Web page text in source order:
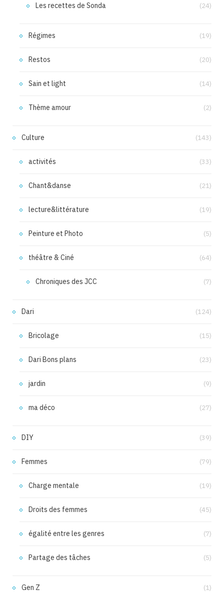
Les recettes de Sonda (24)
Régimes (19)
Restos (20)
Sain et light (14)
Thème amour (2)
Culture (143)
activités (33)
Chant&danse (21)
lecture&littérature (19)
Peinture et Photo (5)
théâtre & Ciné (64)
Chroniques des JCC (7)
Dari (124)
Bricolage (15)
Dari Bons plans (23)
jardin (9)
ma déco (27)
DIY (39)
Femmes (79)
Charge mentale (19)
Droits des femmes (45)
égalité entre les genres (7)
Partage des tâches (5)
Gen Z (1)